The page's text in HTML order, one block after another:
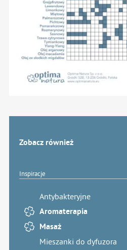
Zobacz również
Inspiracje
Antybakteryjne
Aromaterapia
Masaż
Mieszanki do dyfuzora